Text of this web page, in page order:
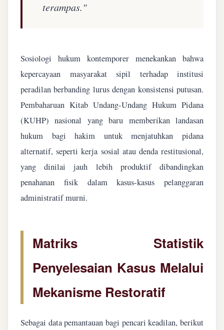
terampas."
Sosiologi hukum kontemporer menekankan bahwa
kepercayaan masyarakat sipil terhadap institusi
peradilan berbanding lurus dengan konsistensi putusan.
Pembaharuan Kitab Undang-Undang Hukum Pidana
(KUHP) nasional yang baru memberikan landasan
hukum bagi hakim untuk menjatuhkan pidana
alternatif, seperti kerja sosial atau denda restitusional,
yang dinilai jauh lebih produktif dibandingkan
penahanan fisik dalam kasus-kasus pelanggaran
administratif murni.
Matriks Statistik
Penyelesaian Kasus Melalui
Mekanisme Restoratif
Sebagai data pemantauan bagi pencari keadilan, berikut